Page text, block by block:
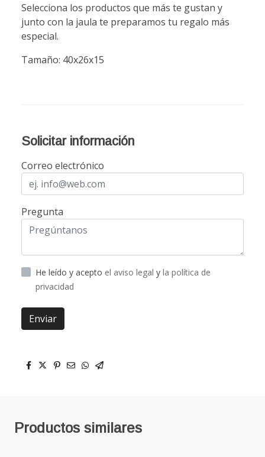
Selecciona los productos que más te gustan y
junto con la jaula te preparamos tu regalo más
especial.
Tamaño: 40x26x15
Solicitar información
Correo electrónico
Pregunta
He leído y acepto el aviso legal y la política de
privacidad
Enviar
Productos similares